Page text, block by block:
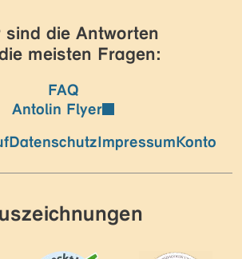
sind die Antworten
meisten Fragen:
FAQ
Antolin Flyer
DatenschutzImpressumKonto